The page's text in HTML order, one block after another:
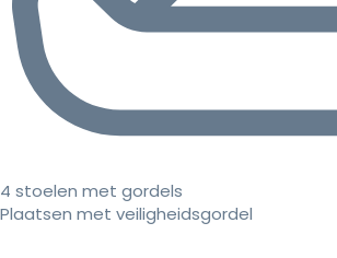
4 stoelen met gordels
Plaatsen met veiligheidsgordel